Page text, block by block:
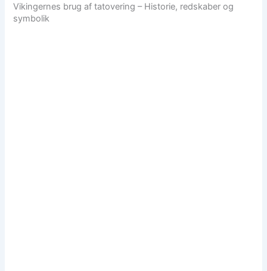
Vikingernes brug af tatovering – Historie, redskaber og
symbolik